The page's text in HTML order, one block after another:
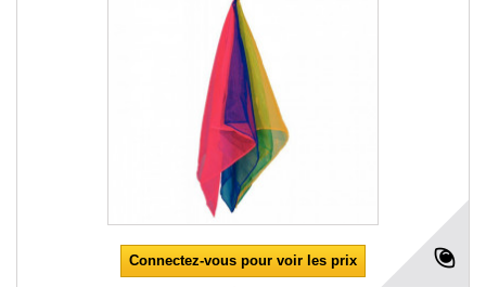
Connectez-vous pour voir les prix